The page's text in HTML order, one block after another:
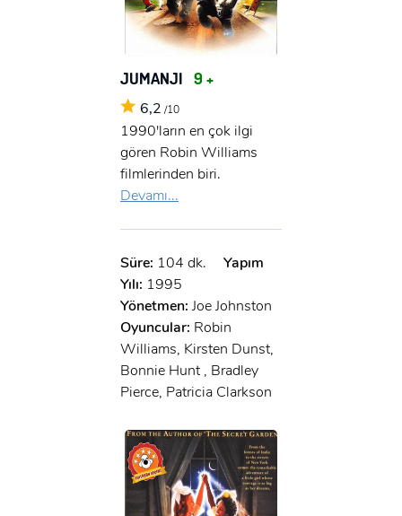
JUMANJI 9 +
6,2 /10
1990'ların en çok ilgi
gören Robin Williams
filmlerinden biri.
Devamı...
Süre: 104 dk.
Yapım
Yılı: 1995
Yönetmen: Joe Johnston
Oyuncular: Robin
Williams, Kirsten Dunst,
Bonnie Hunt , Bradley
Pierce, Patricia Clarkson